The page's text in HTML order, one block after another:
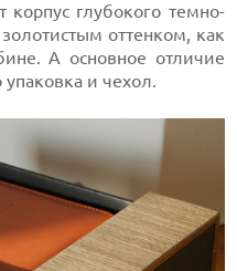
глубокого темно-
оттенком, как
А основное отличие
и чехол.